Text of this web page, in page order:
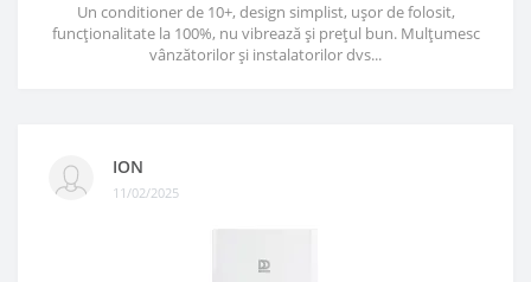
Un conditioner de 10+, design simplist, ușor de folosit,
funcționalitate la 100%, nu vibrează și prețul bun. Mulțumesc
vânzătorilor și instalatorilor dvs...
ION
11/02/2025